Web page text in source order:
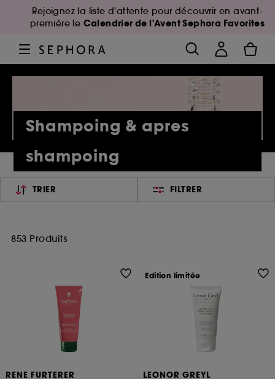
Rejoignez la liste d'attente pour découvrir en avant-
première le Calendrier de l'Avent Sephora Favorites
Shampoing & apres
shampoing
TRIER FILTRER
853 Produits
RENE FURTERER
LEONOR GREYL
Edition limitée